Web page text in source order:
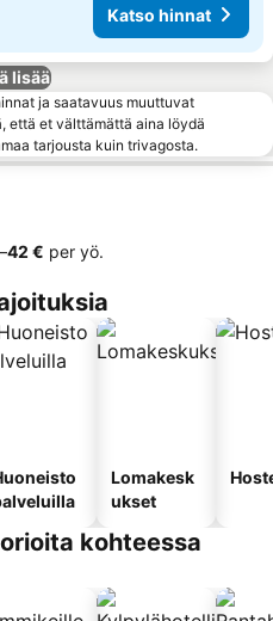
Katso hinnat
lisää
ja saatavuus muuttuvat
että et välttämättä aina löydä
tarjousta kuin trivagosta.
–‎42 € per yö.
Lomakesk
ukset
kohteessa